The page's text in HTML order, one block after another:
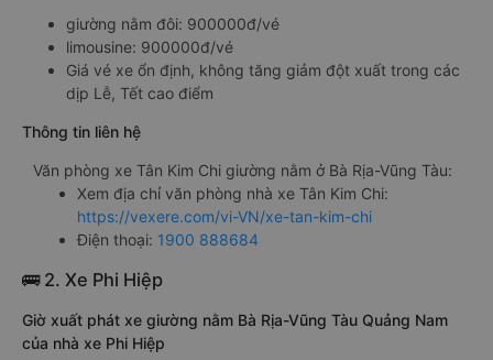
giường nằm đôi: 900000đ/vé
limousine: 900000đ/vé
Giá vé xe ổn định, không tăng giảm đột xuất trong các
dịp Lễ, Tết cao điểm
Thông tin liên hệ
Văn phòng xe Tân Kim Chi giường nằm ở Bà Rịa-Vũng Tàu:
Xem địa chỉ văn phòng nhà xe Tân Kim Chi:
https://vexere.com/vi-VN/xe-tan-kim-chi
Điện thoại: 1900 888684
🚌 2. Xe Phi Hiệp
Giờ xuất phát xe giường nằm Bà Rịa-Vũng Tàu Quảng Nam
của nhà xe Phi Hiệp